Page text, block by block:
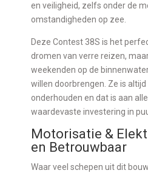
en veiligheid, zelfs onder de
omstandigheden op zee.
Deze Contest 38S is het
dromen van verre reizen,
weekenden op de
willen doorbrengen. Ze is
onderhouden en dat is aan
waardevaste investering in
Motorisatie &
en Betrouwbaar
Waar veel schepen uit dit